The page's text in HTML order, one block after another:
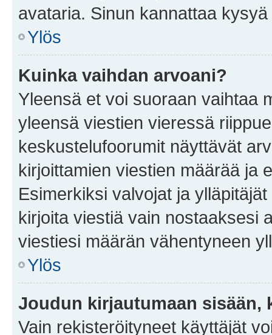
avataria. Sinun kannattaa
Ylös
Kuinka vaihdan arvoani?
Yleensä et voi suoraan vaihtaa
yleensä viestien vieressä
keskustelufoorumit näyttävät
kirjoittamien viestien määrää ja
Esimerkiksi valvojat ja
kirjoita viestiä vain nostaaksesi
viestiesi määrän vähentyneen
Ylös
Joudun kirjautumaan sisään,
Vain rekisteröityneet käyttäjät